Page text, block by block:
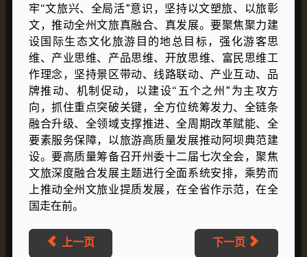
牢“文旅兴、全局活”意识，坚持以文塑旅、以旅彰
文，推动全州文旅真融合、真发展。要聚焦聚力建
设国际生态文化旅游目的地总目标，强化游客思
维、产业思维、产品思维、开放思维、富民思维工
作理念，坚持景区带动、线路联动、产业互动、品
牌推动、机制促动，以建设“五个之州”为主攻方
向，抓住重点突破关键，全方位统筹发力、全链条
融合升级、全领域支撑推进、全周期改革赋能、全
要素服务保障，以旅游高质量发展推动阿坝典范建
设。要高质量筹备召开州委十二届七次全会，聚焦
文旅深度融合发展主题进行全面系统安排，乘势而
上推动全州文旅业提质发展，在全省作示范，在全
国走在前。
上一页 下一页